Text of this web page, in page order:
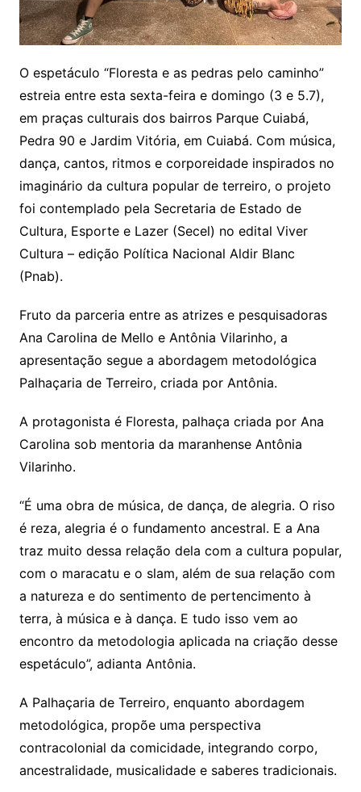
O espetáculo “Floresta e as pedras pelo caminho”
estreia entre esta sexta-feira e domingo (3 e 5.7),
em praças culturais dos bairros Parque Cuiabá,
Pedra 90 e Jardim Vitória, em Cuiabá. Com música,
dança, cantos, ritmos e corporeidade inspirados no
imaginário da cultura popular de terreiro, o projeto
foi contemplado pela Secretaria de Estado de
Cultura, Esporte e Lazer (Secel) no edital Viver
Cultura – edição Política Nacional Aldir Blanc
(Pnab).
Fruto da parceria entre as atrizes e pesquisadoras
Ana Carolina de Mello e Antônia Vilarinho, a
apresentação segue a abordagem metodológica
Palhaçaria de Terreiro, criada por Antônia.
A protagonista é Floresta, palhaça criada por Ana
Carolina sob mentoria da maranhense Antônia
Vilarinho.
“É uma obra de música, de dança, de alegria. O riso
é reza, alegria é o fundamento ancestral. E a Ana
traz muito dessa relação dela com a cultura popular,
com o maracatu e o slam, além de sua relação com
a natureza e do sentimento de pertencimento à
terra, à música e à dança. E tudo isso vem ao
encontro da metodologia aplicada na criação desse
espetáculo”, adianta Antônia.
A Palhaçaria de Terreiro, enquanto abordagem
metodológica, propõe uma perspectiva
contracolonial da comicidade, integrando corpo,
ancestralidade, musicalidade e saberes tradicionais.